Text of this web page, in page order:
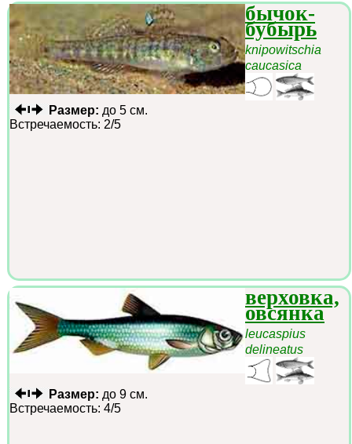
бычок-
бубырь
knipowitschia
caucasica
Размер: до 5 см.
Встречаемость: 2/5
верховка,
овсянка
leucaspius
delineatus
Размер: до 9 см.
Встречаемость: 4/5